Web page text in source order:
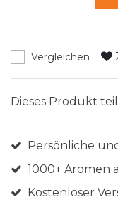
Vergleichen
Dieses Produkt
Persönliche
1000+ Aromen
Kostenloser